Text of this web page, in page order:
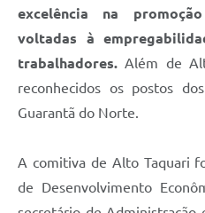
excelência na
voltadas à
trabalhadores. Além de
reconhecidos os postos
Guarantã do Norte.
A comitiva de Alto Taquari
de Desenvolvimento